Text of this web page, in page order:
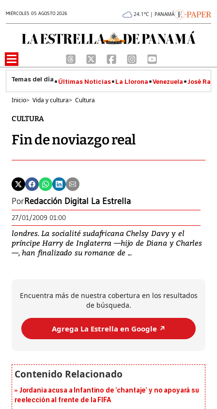
MIÉRCOLES 05 AGOSTO 2026 24.1°C | PANAMÁ
Últimas Noticias La Llorona Venezuela José
Inicio> Vida y cultura> Cultura
CULTURA
Fin de noviazgo real
PorRedacción Digital La Estrella
27/01/2009 01:00
londres. La socialité sudafricana Chelsy Davy y el
príncipe Harry de Inglaterra —hijo de Diana y Charles
—, han finalizado su romance de ...
Encuentra más de nuestra cobertura en los resultados
de búsqueda.
Agrega La Estrella en Google ↗️
Jordania acusa a Infantino de ‘chantaje’ y no apoyará su
reelección al frente de la FIFA